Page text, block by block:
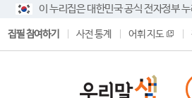
이 누리집은 대한민국 공식 전자정부
집필 참여하기 사전 통계 어휘 지도